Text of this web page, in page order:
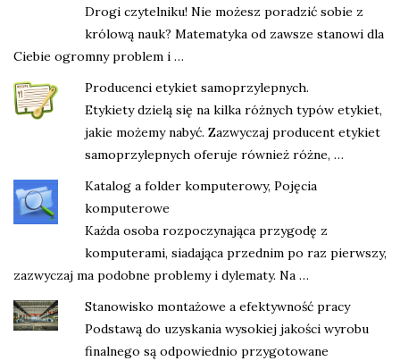
Drogi czytelniku! Nie możesz poradzić sobie z
królową nauk? Matematyka od zawsze stanowi dla
Ciebie ogromny problem i …
Producenci etykiet samoprzylepnych.
Etykiety dzielą się na kilka różnych typów etykiet,
jakie możemy nabyć. Zazwyczaj producent etykiet
samoprzylepnych oferuje również różne, …
Katalog a folder komputerowy, Pojęcia
komputerowe
Każda osoba rozpoczynająca przygodę z
komputerami, siadająca przednim po raz pierwszy,
zazwyczaj ma podobne problemy i dylematy. Na …
Stanowisko montażowe a efektywność pracy
Podstawą do uzyskania wysokiej jakości wyrobu
finalnego są odpowiednio przygotowane